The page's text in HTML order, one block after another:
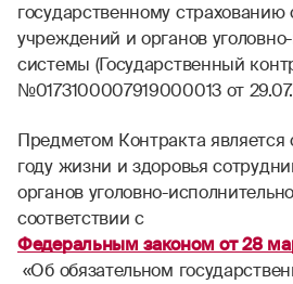
государственному страхованию
учреждений и органов
системы (Государственный
№0173100007919000013 от
Предметом Контракта является
году жизни и здоровья
органов уголовно-
соответствии с
Федеральным законом от 28
«Об обязательном